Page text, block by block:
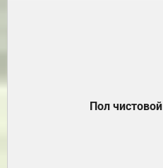
Пол чистовой